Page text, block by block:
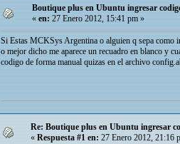
Boutique plus en Ubuntu ingresar
«en:27 Enero 2012, 15:41 pm »
Si Estas MCKSys Argentina o alguien q sepa como
o mejor dicho me aparece un recuadro en blanco y
codigo de forma manual quizas en el archivo
Re: Boutique plus en Ubuntu ingresar
« Respuesta #1 en: 27 Enero 2012, 21:16